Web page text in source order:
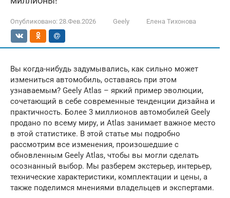
Опубликовано: 28.Фев.2026 Geely Елена Тихонова
Вы когда-нибудь задумывались, как сильно может
измениться автомобиль, оставаясь при этом
узнаваемым? Geely Atlas – яркий пример эволюции,
сочетающий в себе современные тенденции дизайна и
практичность. Более 3 миллионов автомобилей Geely
продано по всему миру, и Atlas занимает важное место
в этой статистике. В этой статье мы подробно
рассмотрим все изменения, произошедшие с
обновленным Geely Atlas, чтобы вы могли сделать
осознанный выбор. Мы разберем экстерьер, интерьер,
технические характеристики, комплектации и цены, а
также поделимся мнениями владельцев и экспертами.